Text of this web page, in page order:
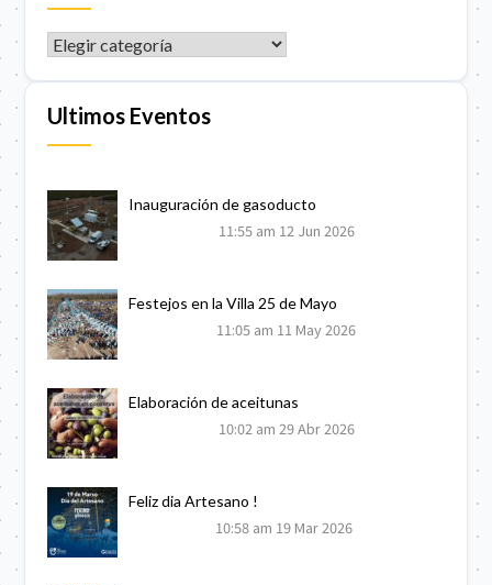
CATÁLOGO GÉNESIS
Ultimos Eventos
Inauguración de gasoducto
11:55 am 12 Jun 2026
Festejos en la Villa 25 de Mayo
11:05 am 11 May 2026
Elaboración de aceitunas
10:02 am 29 Abr 2026
Feliz dia Artesano !
10:58 am 19 Mar 2026